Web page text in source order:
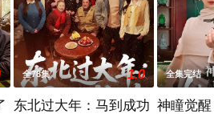
全78集 1.0
东北过大年：马到成功
全集完结
神瞳觉